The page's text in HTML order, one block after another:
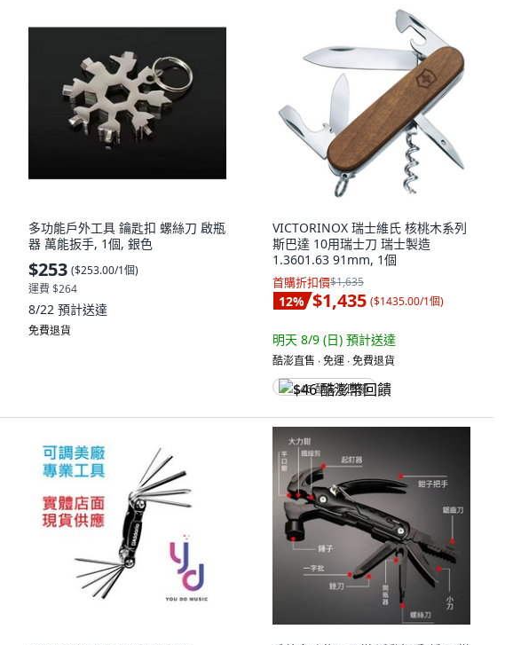
多功能戶外工具 鑰匙扣 螺絲刀 啟瓶
器 萬能扳手, 1個, 銀色
$253 ($253.00/1個)
運費 $264
8/22 預計送達
免費退貨
VICTORINOX 瑞士維氏 核桃木系列
斯巴達 10用瑞士刀 瑞士製造
1.3601.63 91mm, 1個
首購折扣價$1,635
12% $1,435 ($1435.00/1個)
明天 8/9 (日) 預計送達
酷澎直售 ∙ 免運 ∙ 免費退貨
$46 酷澎幣回饋